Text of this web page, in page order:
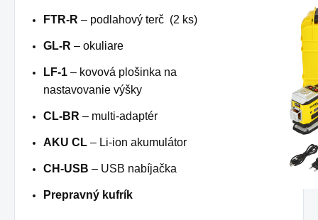
FTR-R – podlahový terč (2 ks)
GL-R – okuliare
LF-1 – kovová plošinka na
nastavovanie výšky
CL-BR – multi-adaptér
AKU CL – Li-ion akumulátor
CH-USB – USB nabíjačka
Prepravný kufrík